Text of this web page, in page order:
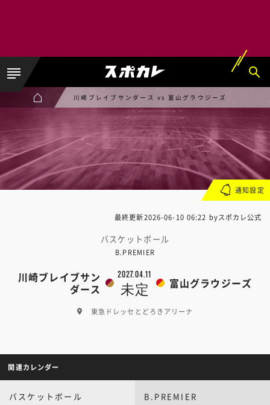
川崎ブレイブサンダース vs 富山グラウジーズ
最終更新2026-06-10 06:22 byスポカレ公式
バスケットボール
B.PREMIER
川崎ブレイブサン
ダース
2027.04.11
未定 富山グラウジーズ
東急ドレッセとどろきアリーナ
通知設定
関連カレンダー
バスケットボール B.PREMIER